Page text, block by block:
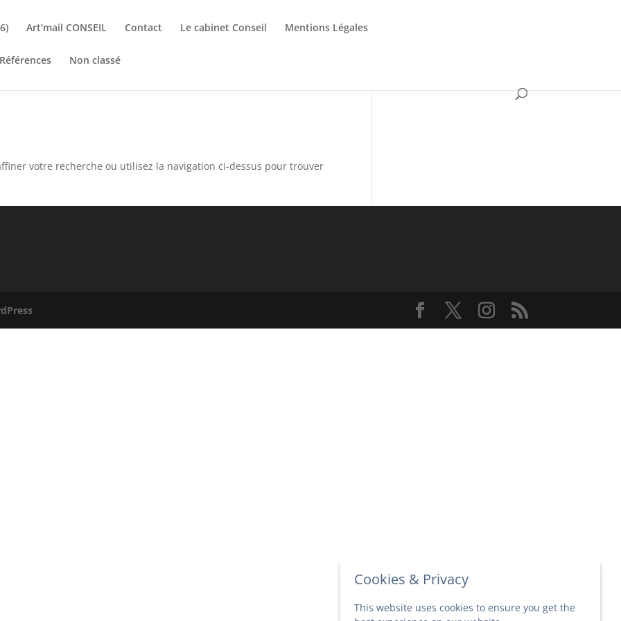
Art’mail CONSEIL Contact Le cabinet Conseil Mentions Légales
Références Non classé
votre recherche ou utilisez la navigation ci-dessus pour trouver
Cookies & Privacy
This website uses cookies to ensure you get the